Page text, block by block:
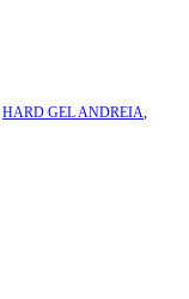
HARD GEL ANDREIA,